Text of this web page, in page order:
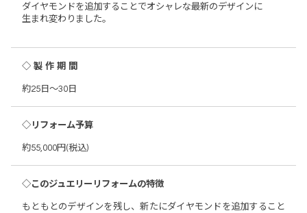
ダイヤモンドを追加することでオシャレな最新のデザインに
生まれ変わりました。
◇製作期間
約25日～30日
◇リフォーム予算
約55,000円(税込)
◇このジュエリーリフォームの特徴
もともとのデザインを残し、新たにダイヤモンドを追加すること